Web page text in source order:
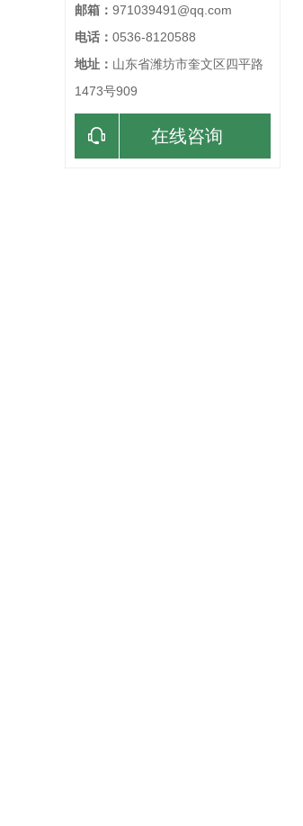
邮箱： 971039491@qq.com
电话： 0536-8120588
地址： 山东省潍坊市奎文区四平路
1473号909
在线咨询